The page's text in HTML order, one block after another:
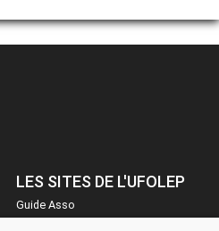
LES SITES DE L'UFOLEP
Guide Asso